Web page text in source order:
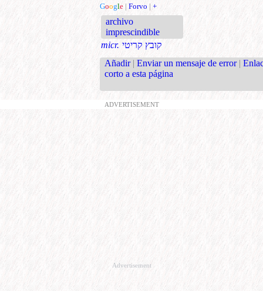
Google | Forvo | +
archivo
imprescindible
micr. קובץ קריטי
Añadir | Enviar un mensaje de error |
corto a esta página
ADVERTISEMENT
Advertisement